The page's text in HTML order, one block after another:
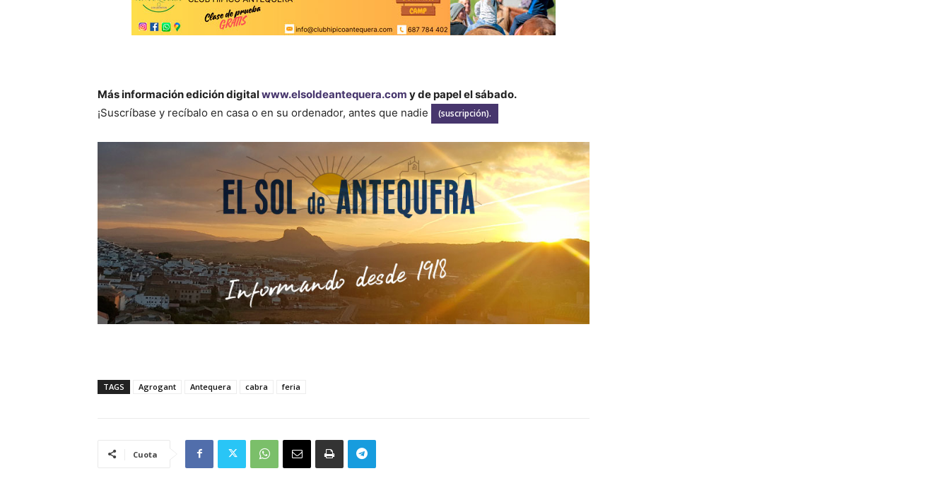
Más información edición digitalwww.elsoldeantequera.com y de papel el sábado.
¡Suscríbase y recíbalo en casa o en su ordenador, antes que nadie
(suscripción).
TAGS Agrogant Antequera cabra feria
Cuota